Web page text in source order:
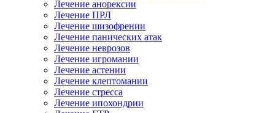
Лечение анорексии
Лечение ПРЛ
Лечение шизофрении
Лечение панических атак
Лечение неврозов
Лечение игромании
Лечение астении
Лечение клептомании
Лечение стресса
Лечение ипохондрии